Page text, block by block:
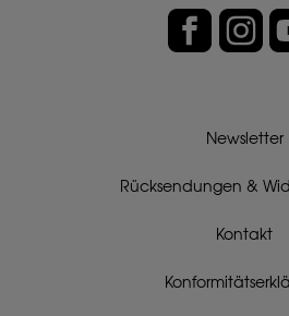
Newsletter
Rücksendungen &
Kontakt